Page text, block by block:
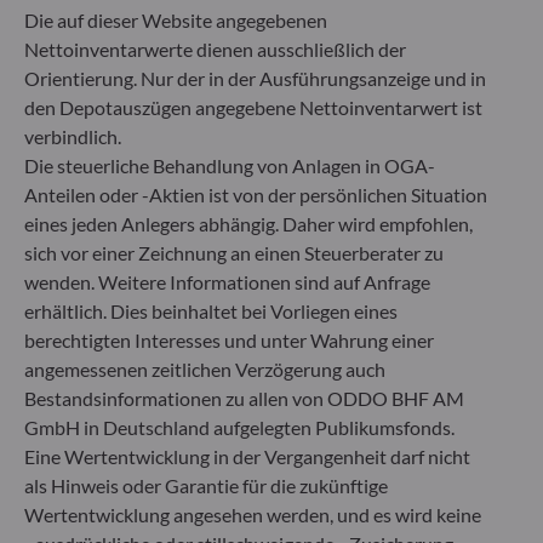
ODDO BHF Asset Management LUX
L-5365 Munsbach
Luxemburg
Von der Luxemburger Commission de Surveillance du
Secteur Financier (CSSF) zugelassene
Fondsverwaltungsgesellschaft, Handelsregisternummer: B
29891
Mitteilung zu EU-Sanktionen gegen Russland
In Übereinstimmung mit den von der Europäischen Union
im Zusammenhang mit der Ukraine-Krise verhängten
Sanktionen informieren wir Sie darüber, dass es gemäß den
Bestimmungen der Verordnungen (EU) Nr. 833/2014 und
(EU) Nr. 398/2022 allen russischen und belarussischen
Staatsangehörigen sowie allen natürlichen Personen mit
Wohnsitz in Russland oder Belarus bzw. allen juristischen
Die auf dieser Website angegebenen
Nettoinventarwerte dienen ausschließlich der
Orientierung. Nur der in der Ausführungsanzeige und in
den Depotauszügen angegebene Nettoinventarwert ist
verbindlich.
Die steuerliche Behandlung von Anlagen in OGA-
Anteilen oder -Aktien ist von der persönlichen Situation
eines jeden Anlegers abhängig. Daher wird empfohlen,
sich vor einer Zeichnung an einen Steuerberater zu
wenden. Weitere Informationen sind auf Anfrage
erhältlich. Dies beinhaltet bei Vorliegen eines
berechtigten Interesses und unter Wahrung einer
angemessenen zeitlichen Verzögerung auch
Bestandsinformationen zu allen von ODDO BHF AM
GmbH in Deutschland aufgelegten Publikumsfonds.
Eine Wertentwicklung in der Vergangenheit darf nicht
als Hinweis oder Garantie für die zukünftige
Wertentwicklung angesehen werden, und es wird keine